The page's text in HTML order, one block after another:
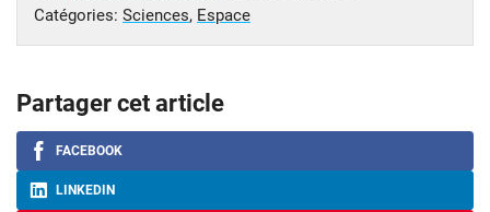
Catégories: Sciences, Espace
Partager cet article
FACEBOOK
LINKEDIN